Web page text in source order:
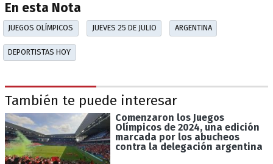
En esta Nota
JUEGOS OLÍMPICOS JUEVES 25 DE JULIO ARGENTINA
DEPORTISTAS HOY
También te puede interesar
Comenzaron los Juegos
Olímpicos de 2024, una edición
marcada por los abucheos
contra la delegación argentina